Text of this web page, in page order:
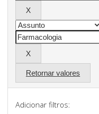
Retornar valores
Adicionar filtros: